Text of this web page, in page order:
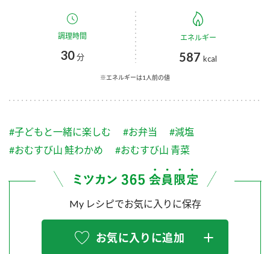
スープ 中華
ふりかけ おすしの素
炊き込みご飯の素 米飯用調味液
Fibee
お酢ドリンク
鍋なび
納豆のサイト
スペシャルサイト
ミツカングループについて
企業理念
ミツカンを知る
MIM（ミツカンミュージアム）
ニュースリリース
お客様相談センター
お客様の声をいかしました
よくあるご質問
調理時間
30分
エネルギー
587 kcal
※エネルギーは1人前の値
#子どもと一緒に楽しむ #お弁当
#減塩
#おむすび山 鮭わかめ
#おむすび山 青菜
My レシピでお気に入りに保存
お気に入りに追加